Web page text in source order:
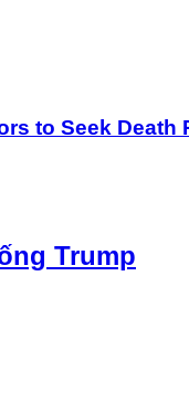
to Seek Death
Trump